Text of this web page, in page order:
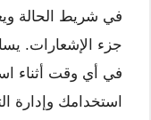
في شريط الحالة
جزء الإشعارات.
في أي وقت أثناء
استخدامك وإدارة